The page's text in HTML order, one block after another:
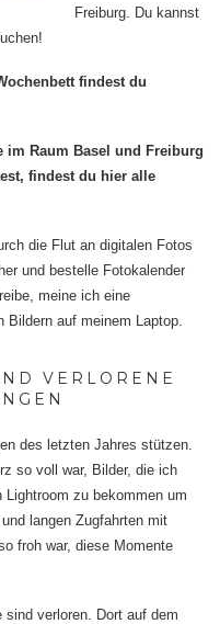
Freiburg. Du kannst
findest du
im Raum Basel und Freiburg
findest du hier alle
die Flut an digitalen Fotos
und bestelle Fotokalender
meine ich eine
auf meinem Laptop.
VERLORENE
des letzten Jahres stützen.
so voll war, Bilder, die ich
zu bekommen um
langen Zugfahrten mit
froh war, diese Momente
verloren. Dort auf dem